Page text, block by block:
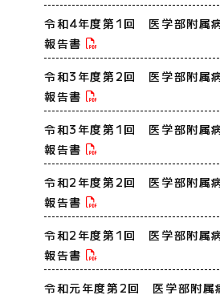
令和4年度第1回 医学部附属
報告書
令和3年度第2回 医学部附属
報告書
令和3年度第1回 医学部附属
報告書
令和2年度第2回 医学部附属
報告書
令和2年度第1回 医学部附属
報告書
令和元年度第2回 医学部附属